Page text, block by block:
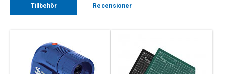
Tillbehör Recensioner